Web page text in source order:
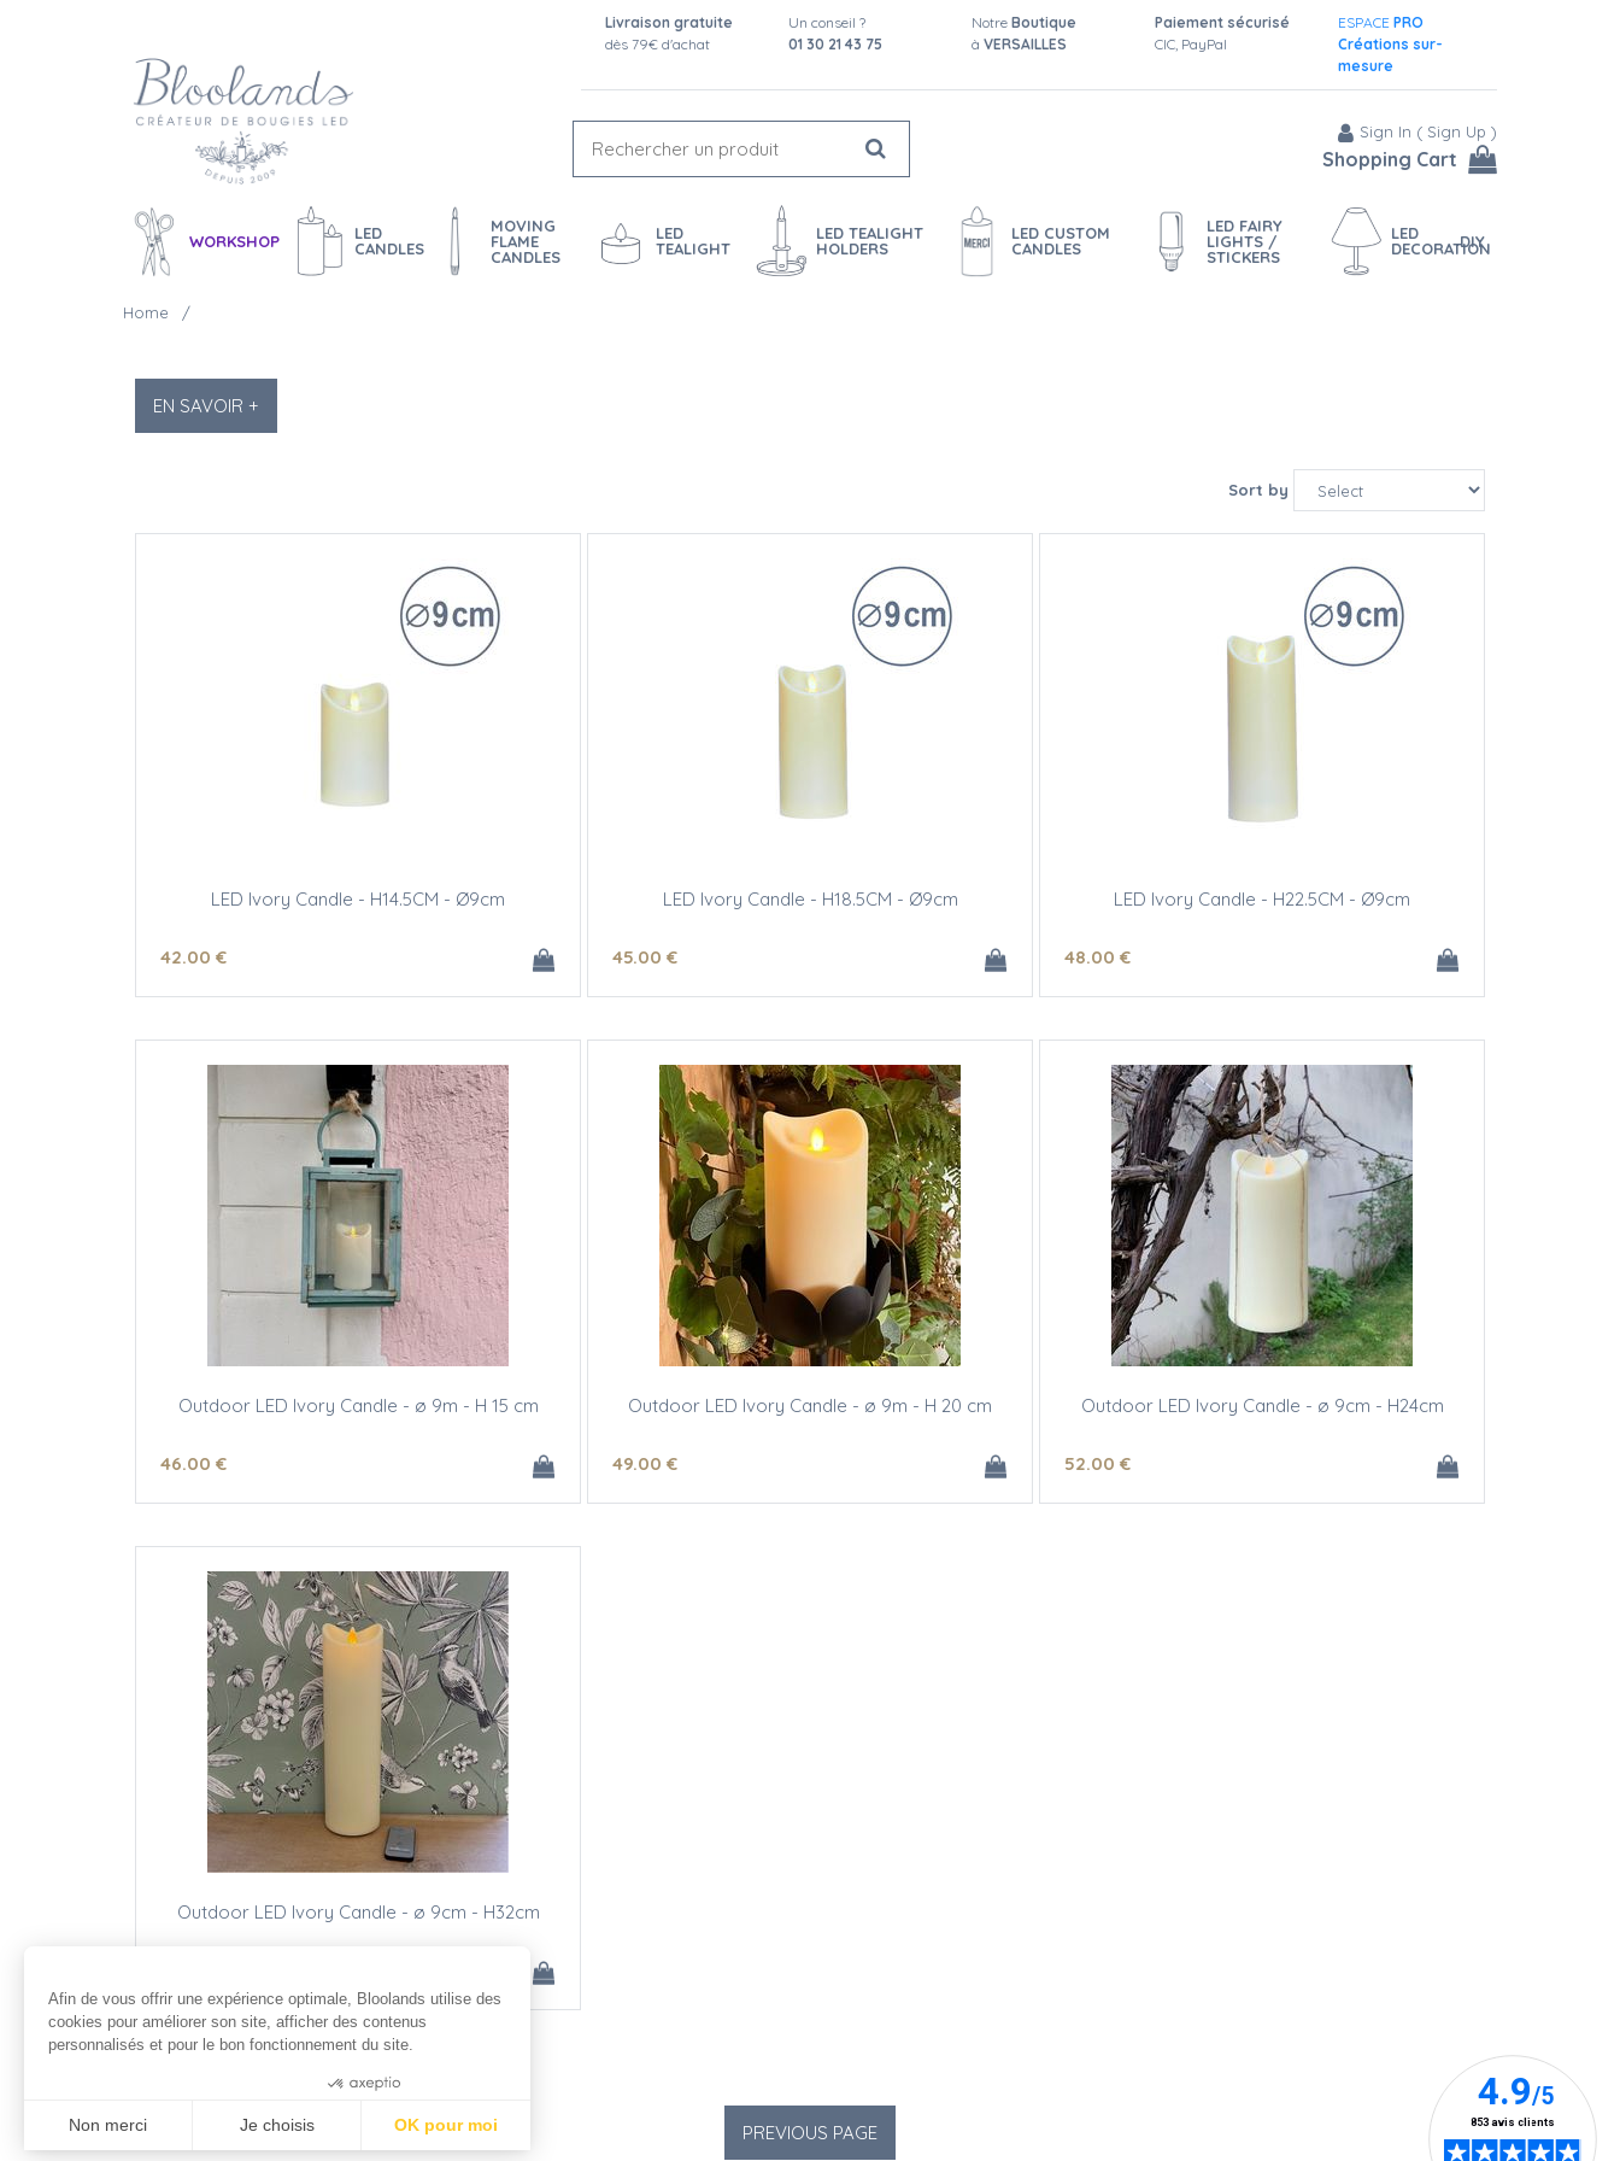
Livraison gratuite
dès 79€ d'achat
Un conseil ?
01 30 21 43 75
Notre Boutique
à VERSAILLES
Paiement sécurisé
CIC, PayPal
ESPACE PRO
Créations sur-
mesure
Sign In ( Sign Up )
Shopping Cart
WORKSHOP
LED
CANDLES
MOVING
FLAME
CANDLES
LED
TEALIGHT
LED TEALIGHT
HOLDERS
LED CUSTOM
CANDLES
LED FAIRY
LIGHTS /
STICKERS
LED
DECORATION
DIY
Home
EN SAVOIR +
Sort by
LED Ivory Candle - H14.5CM - Ø9cm
42.00 €
LED Ivory Candle - H18.5CM - Ø9cm
45.00 €
LED Ivory Candle - H22.5CM - Ø9cm
48.00 €
Outdoor LED Ivory Candle - ø 9m - H 15 cm
46.00 €
Outdoor LED Ivory Candle - ø 9m - H 20 cm
49.00 €
Outdoor LED Ivory Candle - ø 9cm - H24cm
52.00 €
Outdoor LED Ivory Candle - ø 9cm - H32cm
Afin de vous offrir une expérience optimale, Bloolands utilise des
cookies pour améliorer son site, afficher des contenus
personnalisés et pour le bon fonctionnement du site.
Non merci Je choisis OK pour moi